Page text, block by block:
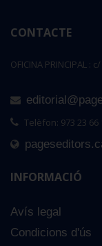
CONTACTE
OFICINA PRINCIPAL :
Telèfon: 973 23 66
INFORMACIÓ
Avís legal
Condicions d'ús